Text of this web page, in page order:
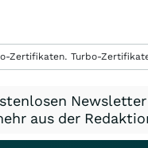
Zertifikaten. Turbo-
aus der